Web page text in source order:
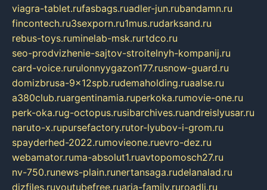
viagra-tablet.rufasbags.ruadler-jun.rubandamn.ru
fincontech.ru3sexporn.ru1mus.rudarksand.ru
rebus-toys.ruminelab-msk.rurtdco.ru
seo-prodvizhenie-sajtov-stroitelnyh-kompanij.ru
card-voice.rurulonnyygazon177.rusnow-guard.ru
domizbrusa-9x12spb.rudemaholding.ruaalse.ru
a380club.ruargentinamia.ruperkoka.rumovie-one.ru
perk-oka.rug-octopus.rusibarchives.ruandreislyusar.ru
naruto-x.rupursefactory.rutor-lyubov-i-grom.ru
spayderhed-2022.rumovieone.ruevro-dez.ru
webamator.ruma-absolut1.ruavtopomosch27.ru
nv-750.runews-plain.runertansaga.rudelanalad.ru
dizfiles.ruyoutubefree.ruaria-family.ruroadli.ru